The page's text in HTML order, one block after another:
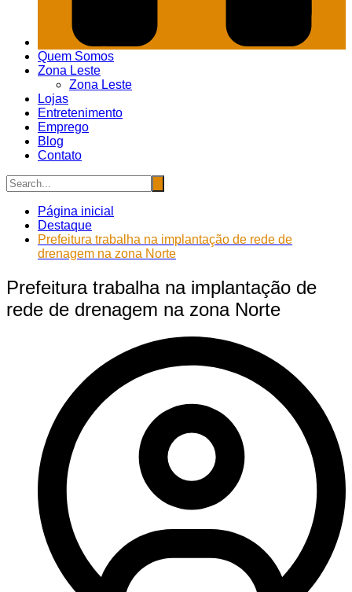
Quem Somos
Zona Leste
Zona Leste
Lojas
Entretenimento
Emprego
Blog
Contato
Página inicial
Destaque
Prefeitura trabalha na implantação de rede de
drenagem na zona Norte
Prefeitura trabalha na implantação de
rede de drenagem na zona Norte